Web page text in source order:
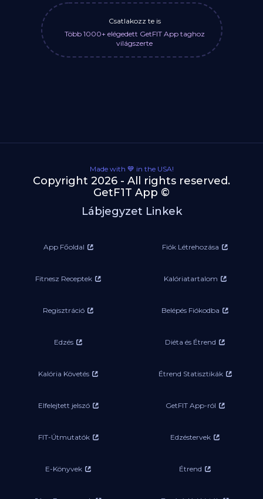
Csatlakozz te is
Több 1000+ elégedett GetFIT App taghoz
világszerte
Made with 💙 in the USA!
Copyright 2026 - All rights reserved.
GetF1T App ©
Lábjegyzet Linkek
App Főoldal Fiók Létrehozása
Fitnesz Receptek Kalóriatartalom
Regisztráció Belépés Fiókodba
Edzés Diéta és Étrend
Kalória Követés Étrend Statisztikák
Elfelejtett jelszó GetFIT App-ról
FIT-Útmutatók Edzéstervek
E-Könyvek Étrend